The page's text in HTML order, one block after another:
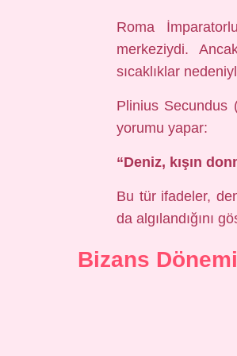
Roma
merkeziydi.
sıcaklıklar
Plinius Secundus
yorumu yapar:
“Deniz, kışın
Bu tür ifadeler,
da algılandığını
Bizans